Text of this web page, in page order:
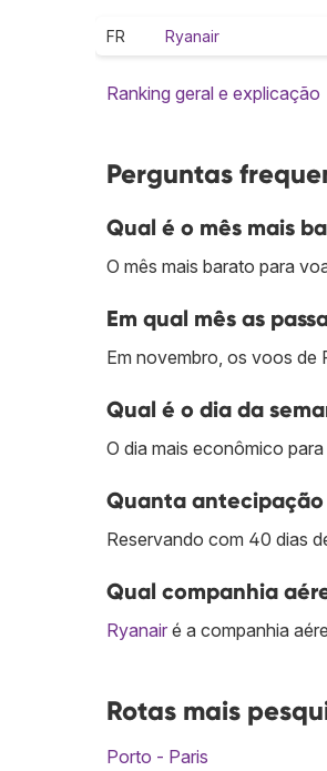
FR Ryanair
Ranking geral e explicação
Perguntas
Qual é o mês mais
O mês mais barato para
Em qual mês as
Em novembro, os voos de
Qual é o dia da
O dia mais econômico
Quanta antecipação
Reservando com 40 dias
Qual companhia
Ryanair é a companhia
Rotas mais
Porto - Paris